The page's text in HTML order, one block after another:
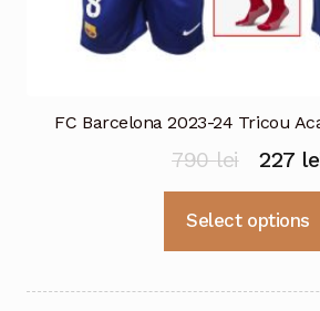
FC Barcelona 2023-24 Tricou
790lei
Prețul
inițial
a
790 lei.
227
Select options